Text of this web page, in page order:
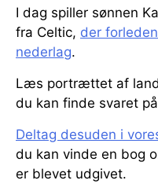
I dag spiller sønnen
fra Celtic, der
nederlag.
Læs portrættet af
du kan finde svaret
Deltag desuden i
du kan vinde en bog
er blevet udgivet.